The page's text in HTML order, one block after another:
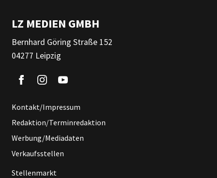
LZ MEDIEN GMBH
Bernhard Göring Straße 152
04277 Leipzig
Kontakt/Impressum
Redaktion/Terminredaktion
Werbung/Mediadaten
Verkaufsstellen
Stellenmarkt